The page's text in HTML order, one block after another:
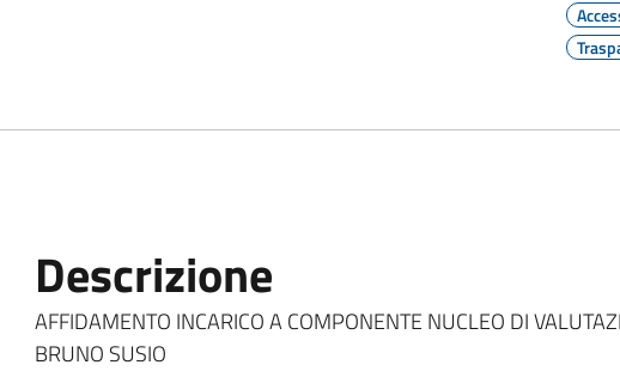
Descrizione
AFFIDAMENTO INCARICO A COMPONENTE NUCLEO DI
BRUNO SUSIO